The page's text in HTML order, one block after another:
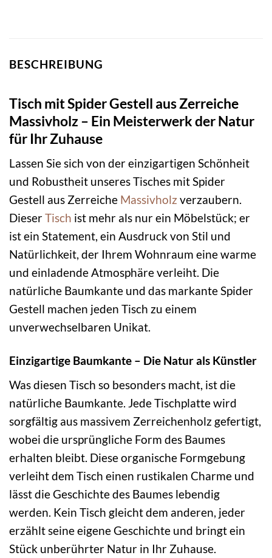
BESCHREIBUNG
Tisch mit Spider Gestell aus Zerreiche
Massivholz – Ein Meisterwerk der Natur
für Ihr Zuhause
Lassen Sie sich von der einzigartigen Schönheit
und Robustheit unseres Tisches mit Spider
Gestell aus Zerreiche Massivholz verzaubern.
DieserTisch ist mehr als nur ein Möbelstück; er
ist ein Statement, ein Ausdruck von Stil und
Natürlichkeit, der Ihrem Wohnraum eine warme
und einladende Atmosphäre verleiht. Die
natürliche Baumkante und das markante Spider
Gestell machen jeden Tisch zu einem
unverwechselbaren Unikat.
Einzigartige Baumkante – Die Natur als Künstler
Was diesen Tisch so besonders macht, ist die
natürliche Baumkante. Jede Tischplatte wird
sorgfältig aus massivem Zerreichenholz gefertigt,
wobei die ursprüngliche Form des Baumes
erhalten bleibt. Diese organische Formgebung
verleiht dem Tisch einen rustikalen Charme und
lässt die Geschichte des Baumes lebendig
werden. Kein Tisch gleicht dem anderen, jeder
erzählt seine eigene Geschichte und bringt ein
Stück unberührter Natur in Ihr Zuhause.